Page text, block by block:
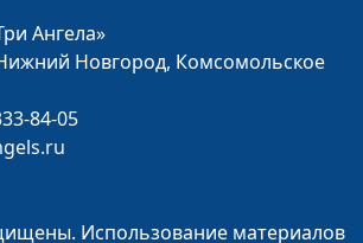
Ангела»
Новгород, Комсомольское
84-05
Использование материалов